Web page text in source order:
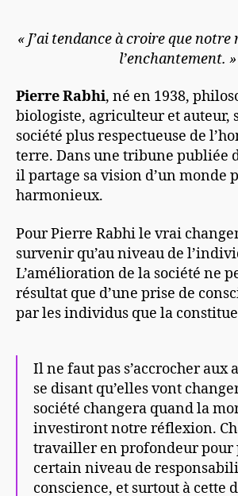
« J’ai tendance à croire que notre
l’enchantement. »
Pierre Rabhi, né en 1938,
biologiste, agriculteur et auteur,
société plus respectueuse de
terre. Dans une tribune publiée
il partage sa vision d’un monde
harmonieux.
Pour Pierre Rabhi le vrai
survenir qu’au niveau de
L’amélioration de la société ne
résultat que d’une prise de
par les individus que la
Il ne faut pas s’accrocher aux
se disant qu’elles vont
société changera quand la
investiront notre réflexion.
travailler en profondeur pour
certain niveau de
conscience, et surtout à cette